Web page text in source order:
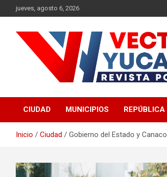
Saltar
al
jueves, agosto 6, 2026
Vector Yucatán
CIUDAD MUNICIPIOS REPÚBLICA
Inicio Ciudad Gobierno del Estado y